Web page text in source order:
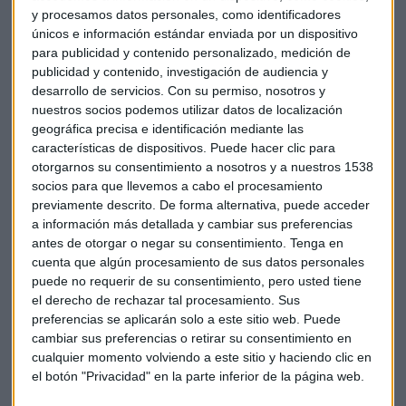
y procesamos datos personales, como identificadores
únicos e información estándar enviada por un dispositivo
para publicidad y contenido personalizado, medición de
publicidad y contenido, investigación de audiencia y
desarrollo de servicios. Con su permiso, nosotros y
nuestros socios podemos utilizar datos de localización
geográfica precisa e identificación mediante las
características de dispositivos. Puede hacer clic para
otorgarnos su consentimiento a nosotros y a nuestros 1538
socios para que llevemos a cabo el procesamiento
previamente descrito. De forma alternativa, puede acceder
a información más detallada y cambiar sus preferencias
antes de otorgar o negar su consentimiento. Tenga en
cuenta que algún procesamiento de sus datos personales
puede no requerir de su consentimiento, pero usted tiene
el derecho de rechazar tal procesamiento. Sus
preferencias se aplicarán solo a este sitio web. Puede
cambiar sus preferencias o retirar su consentimiento en
cualquier momento volviendo a este sitio y haciendo clic en
el botón "Privacidad" en la parte inferior de la página web.
deduplicar el consumo de televisión lineal y plataformas de
streaming en todas las pantallas.
A lo largo de las jornadas, las sesiones se organizaron en
bloques especializados: eficacia, investigación,
publicidad e inteligencia artificial y mercado
publicitario.
Se habló, y mucho, de las audiencias incrementales en RRSS
(Comscore y EITB), de la tecnología y de la IA (“La tecnología
va más rápido que la capacidad de asimilación” –
Atremedia), de las estrategias 360º(“Se trabaja con una
estrategia de contenidos multisoporte”– Mediaset), de
distintas propuestas de medición crossmedia (Fluzo y
Smartme Analytics) y, cómo no, de una medición
consensuada (“Que nos ayude a entender mejor los
distintos momentos y formatos de consumo de contenidos”
– TVE).